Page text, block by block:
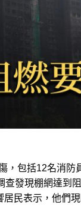
，包括12名消防
查發現棚網達到
民表示，他們